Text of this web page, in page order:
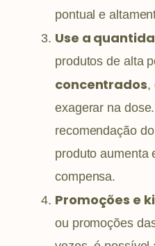
pontual e
Use a
produtos de alta
concentrados,
exagerar na
recomendação
produto aumenta
compensa.
Promoções e
ou promoções